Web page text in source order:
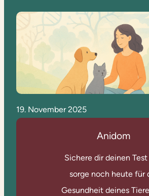
19. November 2025
Anidom
Sichere dir deinen
sorge noch heute für
Gesundheit deines